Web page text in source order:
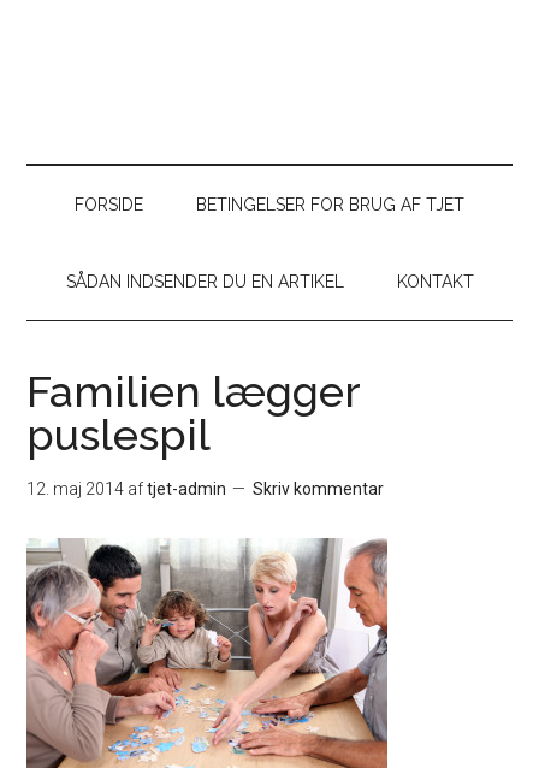
FORSIDE BETINGELSER FOR BRUG AF TJET
SÅDAN INDSENDER DU EN ARTIKEL KONTAKT
Familien lægger
puslespil
12. maj 2014 aftjet-admin Skriv kommentar